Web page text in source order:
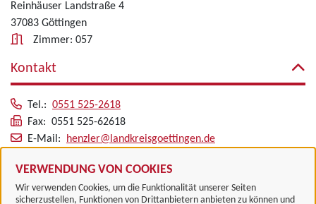
VERWENDUNG VON COOKIES
Wir verwenden Cookies, um die Funktionalität unserer Seiten
sicherzustellen, Funktionen von Drittanbietern anbieten zu können und
Reinhäuser Landstraße 4
37083 Göttingen
Zimmer: 057
Kontakt
Tel.: 0551 525-2618
Fax: 0551 525-62618
E-Mail:
henzler@landkreisgoettingen.de
Alle zugeordneten Einrichtungen